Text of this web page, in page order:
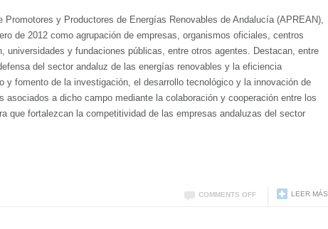
Promotores y Productores de Energías Renovables de Andalucía (APREAN),
de 2012 como agrupación de empresas, organismos oficiales, centros
universidades y fundaciones públicas, entre otros agentes. Destacan, entre
del sector andaluz de las energías renovables y la eficiencia
y fomento de la investigación, el desarrollo tecnológico y la innovación de
asociados a dicho campo mediante la colaboración y cooperación entre los
que fortalezcan la competitividad de las empresas andaluzas del sector
LEER MÁS
COMMENTS OFF